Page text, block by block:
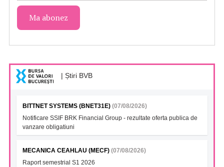
| Știri BVB
BITTNET SYSTEMS (BNET31E) (07/08/2026)
Notificare SSIF BRK Financial Group - rezultate oferta publica de
vanzare obligatiuni
MECANICA CEAHLAU (MECF) (07/08/2026)
Raport semestrial S1 2026